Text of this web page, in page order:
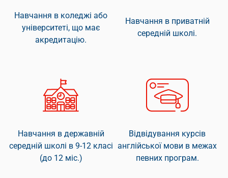
Навчання в коледжі або
університеті, що має
акредитацію.
Навчання в приватній
середній школі.
Навчання в державній
середній школі в 9-12 класі
(до 12 міс.)
Відвідування курсів
англійської мови в межах
певних програм.